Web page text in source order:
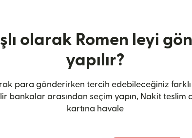
olarak Romen leyi
yapılır?
para gönderirken tercih edebileceğiniz farklı
bankalar arasından seçim yapın, Nakit teslim
kartına havale